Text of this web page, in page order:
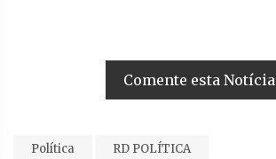
Comente esta Notícia
Política RD POLÍTICA